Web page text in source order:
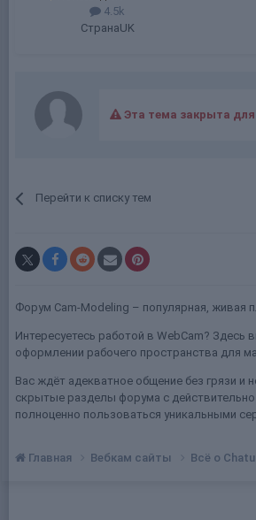
4.5k
СтранаUK
Эта тема закрыта
Перейти к списку тем
Форум Cam-Modeling – популярная, живая
Интересуетесь работой в WebCam?
оформлении рабочего пространства для
Вас ждёт адекватное общение без грязи и
скрытые разделы форума с
полноценно пользоваться уникальными
Главная Вебкам сайты Всё о